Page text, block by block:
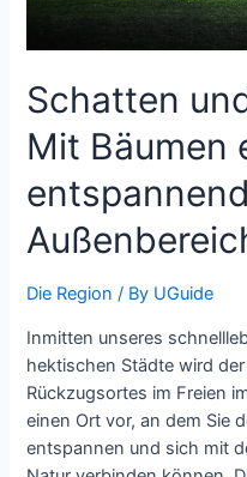
Schatten
Mit Bäumen
Die Region / By UGuide
Inmitten unseres
hektischen Städte wird
Rückzugsortes im Freien
einen Ort vor, an dem Sie
entspannen und sich mit